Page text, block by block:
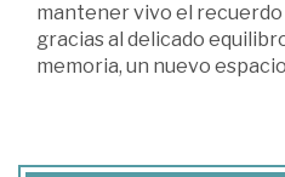
mantener vivo el recuerdo
gracias al delicado
memoria, un nuevo